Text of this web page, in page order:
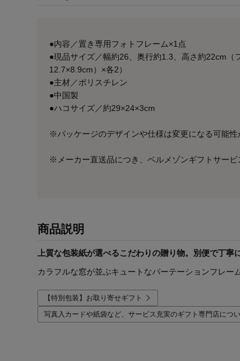
●内容／置き専用フォトフレーム×1点
●現品サイズ／幅約26、奥行約1.3、高さ約22cm（
12.7×8.9cm）×各2）
●主材／ポリスチレン
●中国製
●ハコサイズ／約29×24×3cm
※パッケージのデザインや仕様は変更になる可能性
※メーカー直送品につき、ベルメゾンギフトサービ
商品説明
上質な包装紙が選べるこだわりの贈り物。別便で丁寧
カラフルな窓が並ぶキュートなパーテーションフレー
【特別包装】お取り寄せギフト
写真入カードや紙袋など、サービス充実のギフト専門店につ